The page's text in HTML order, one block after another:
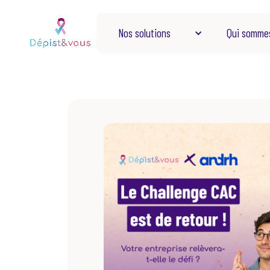
Nos solutions Qui
Demander une démo
Abonnez-vous pour recevoir les dernières
directement dans votre boîte mail.